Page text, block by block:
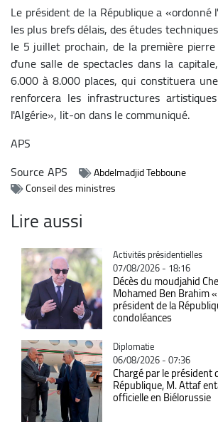
Le président de la République a «ordonné
les plus brefs délais, des études
le 5 juillet prochain, de la première
d'une salle de spectacles dans la
6.000 à 8.000 places, qui constituera
renforcera les infrastructures
l'Algérie», lit-on dans le communiqué.
APS
SourceAPS
Abdelmadjid Tebboune
Conseil des ministres
Lire aussi
Catégorie
Activités présidentielles
07/08/2026 - 18:16
Décès du moudjahid
Mohamed Ben Brahim
président de la
condoléances
Catégorie
Diplomatie
06/08/2026 - 07:36
Chargé par le président
République, M. Attaf
officielle en Biélorussie